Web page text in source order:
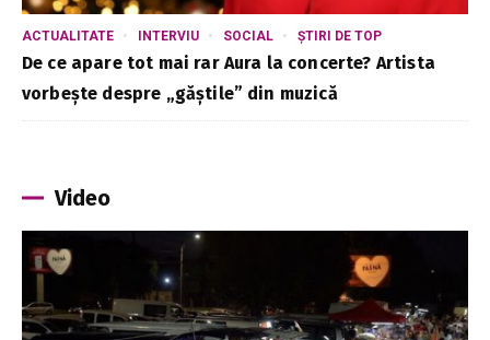
ACTUALITATE INTERVIU SOCIAL ȘTIRI DE TOP
De ce apare tot mai rar Aura la concerte? Artista
vorbește despre „găștile” din muzică
Video